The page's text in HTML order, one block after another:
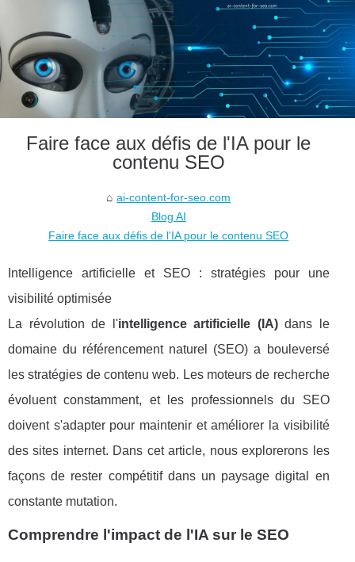
Faire face aux défis de l'IA pour le
contenu SEO
ai-content-for-seo.com
Blog AI
Faire face aux défis de l'IA pour le contenu SEO
Intelligence artificielle et SEO : stratégies pour une
visibilité optimisée
La révolution de l'intelligence artificielle (IA)dans le
domaine du référencement naturel (SEO) a bouleversé
les stratégies de contenu web. Les moteurs de recherche
évoluent constamment, et les professionnels du SEO
doivent s'adapter pour maintenir et améliorer la visibilité
des sites internet. Dans cet article, nous explorerons les
façons de rester compétitif dans un paysage digital en
constante mutation.
Comprendre l'impact de l'IA sur le SEO